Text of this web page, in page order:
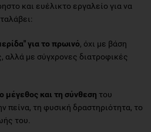
και ευέλικτο εργαλείο για να
για το πρωινό, όχι με βάση
αλλά με σύγχρονες διατροφικές
μέγεθος και τη σύνθεση του
πείνα, τη φυσική δραστηριότητα, το
του.